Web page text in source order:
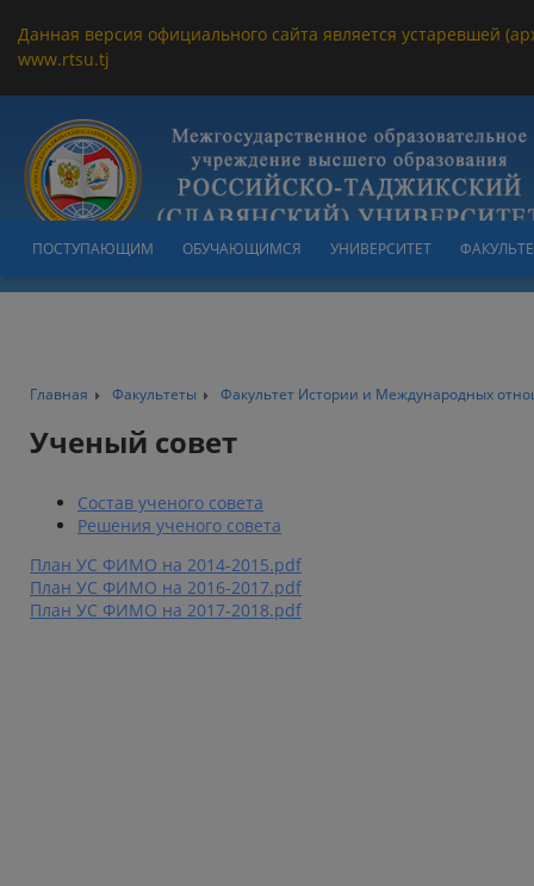
Данная версия официального сайта является устаревшей
www.rtsu.tj
ПОСТУПАЮЩИМ ОБУЧАЮЩИМСЯ УНИВЕРСИТЕТ
Главная Факультеты Факультет Истории и Международных
Ученый совет
Состав ученого совета
Решения ученого совета
План УС ФИМО на 2014-2015.pdf
План УС ФИМО на 2016-2017.pdf
План УС ФИМО на 2017-2018.pdf